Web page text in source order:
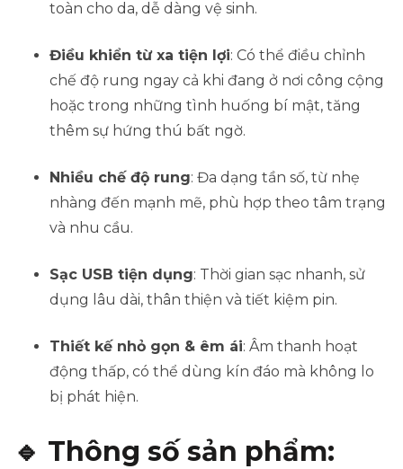
toàn cho da, dễ dàng vệ sinh.
Điều khiển từ xa tiện lợi: Có thể điều chỉnh
chế độ rung ngay cả khi đang ở nơi công cộng
hoặc trong những tình huống bí mật, tăng
thêm sự hứng thú bất ngờ.
Nhiều chế độ rung: Đa dạng tần số, từ nhẹ
nhàng đến mạnh mẽ, phù hợp theo tâm trạng
và nhu cầu.
Sạc USB tiện dụng: Thời gian sạc nhanh, sử
dụng lâu dài, thân thiện và tiết kiệm pin.
Thiết kế nhỏ gọn & êm ái: Âm thanh hoạt
động thấp, có thể dùng kín đáo mà không lo
bị phát hiện.
🔹 Thông số sản phẩm: